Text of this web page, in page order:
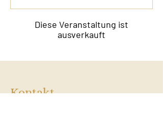
Diese Veranstaltung ist
ausverkauft
Kontakt